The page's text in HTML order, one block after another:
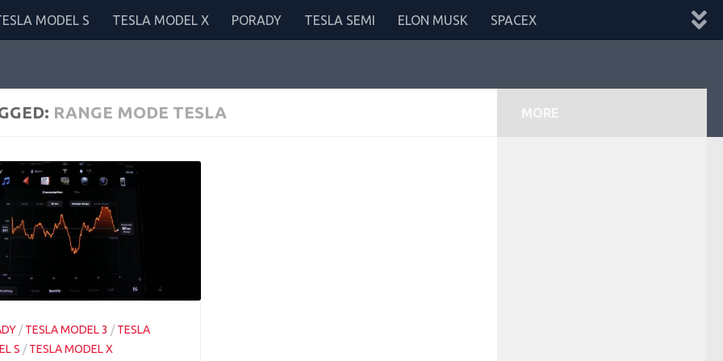
MODEL S TESLA MODEL X PORADY TESLA SEMI ELON MUSK SPACEX
RANGE MODE TESLA
/TESLA MODEL 3 /TESLA
S /TESLA MODEL X
MORE